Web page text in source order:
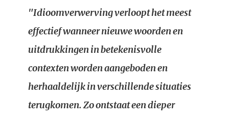
"Idioomverwerving verloopt het meest
effectief wanneer nieuwe woorden en
uitdrukkingen in betekenisvolle
contexten worden aangeboden en
herhaaldelijk in verschillende situaties
terugkomen. Zo ontstaat een dieper